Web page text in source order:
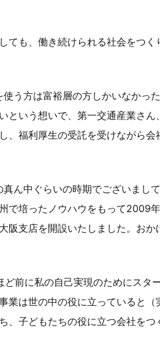
ても、働き続けられる社会をつく
う方は富裕層の方しかいなかっ
という想いで、第一交通産業さん
、福利厚生の受託を受けながら会
ん中ぐらいの時期でございまし
で培ったノウハウをもって2009
支店を開設いたしました。おか
前に私の自己実現のためにスタ
業は世の中の役に立っていると（
、子どもたちの役に立つ会社をつ